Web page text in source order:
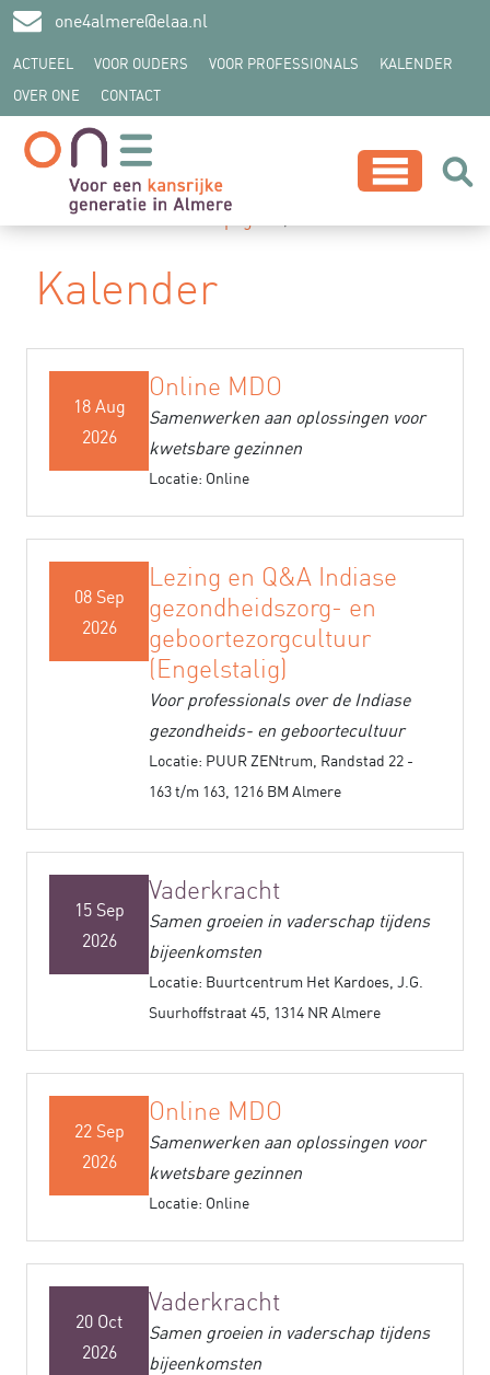
one4almere@elaa.nl
ACTUEEL VOOR OUDERS VOOR PROFESSIONALS
KALENDER
OVER ONE
CONTACT
U bevindt zich hier:
Kalender
18 Aug
2026
Online MDO
Samenwerken aan oplossingen voor
kwetsbare gezinnen
Locatie: Online
08 Sep
2026
Lezing en Q&A Indiase
gezondheidszorg- en
geboortezorgcultuur
(Engelstalig)
Voor professionals over de Indiase
gezondheids- en geboortecultuur
Locatie: PUUR ZENtrum, Randstad 22 -
163 t/m 163, 1216 BM Almere
15 Sep
2026
Vaderkracht
Samen groeien in vaderschap tijdens
bijeenkomsten
Locatie: Buurtcentrum Het Kardoes, J.G.
Suurhoffstraat 45, 1314 NR Almere
22 Sep
2026
Online MDO
Samenwerken aan oplossingen voor
kwetsbare gezinnen
Locatie: Online
20 Oct
2026
Vaderkracht
Samen groeien in vaderschap tijdens
bijeenkomsten